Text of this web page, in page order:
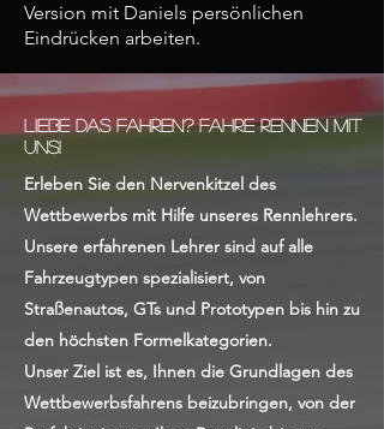
Version mit Daniels persönlichen
Eindrücken arbeiten.
LIEBE DAS FAHREN? FAHRE RENNEN MIT
UNS!
Erleben Sie den Nervenkitzel des
Wettbewerbs mit Hilfe unseres Rennlehrers.
Unsere erfahrenen Lehrer sind auf alle
Fahrzeugtypen spezialisiert, von
Straßenautos, GTs und Prototypen bis hin zu
den höchsten Formelkategorien.
Unser Ziel ist es, Ihnen die Grundlagen des
Wettbewerbsfahrens beizubringen, von der